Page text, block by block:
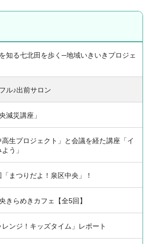
知る七北田を歩く─地域いきいきプロジェ
ル♪出前サロン
減災講座」
生プロジェクト」と会議を経た講座「イ
う」
まつりだよ！泉区中央」！
らめきカフェ【全5回】
ンジ！キッズタイム」レポート